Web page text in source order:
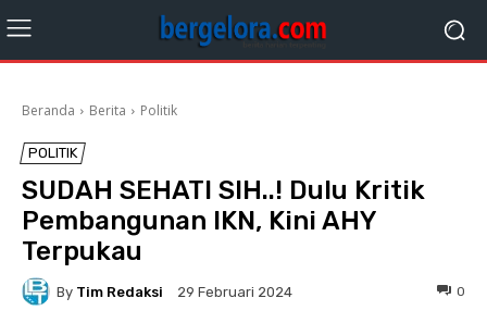
Beranda Berita Politik
POLITIK
SUDAH SEHATI SIH..! Dulu Kritik
Pembangunan IKN, Kini AHY
Terpukau
By Tim Redaksi 29 Februari 2024 0